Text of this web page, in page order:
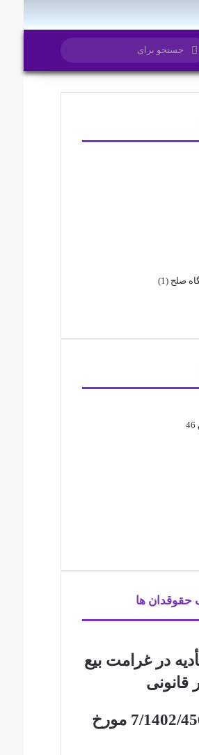
پوسته
جستجو
برای
صلح (1)
46
حقوقدان ها
در غرامت بیع
قانونی
نظریه شماره 7/1402/456 مورخ